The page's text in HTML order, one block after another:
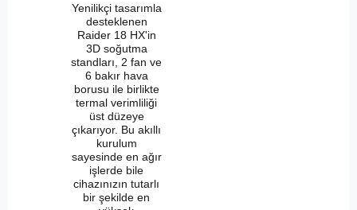
Yenilikçi tasarımla
desteklenen
Raider 18 HX'in
3D soğutma
standları, 2 fan ve
6 bakır hava
borusu ile birlikte
termal verimliliği
üst düzeye
çıkarıyor. Bu akıllı
kurulum
sayesinde en ağır
işlerde bile
cihazınızın tutarlı
bir şekilde en